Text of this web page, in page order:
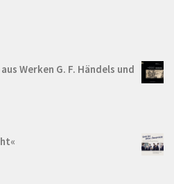
Werken G. F. Händels und